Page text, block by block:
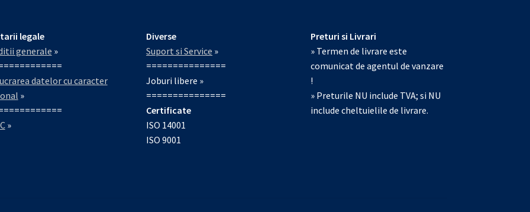
legale
generale »
datelor cu caracter
»
»
Diverse
Suport si Service »
===============
Joburi libere »
===============
Certificate
ISO 14001
ISO 9001
Preturi si Livrari
» Termen de livrare este
comunicat de agentul de vanzare
!
» Preturile NU include TVA; si NU
include cheltuielile de livrare.